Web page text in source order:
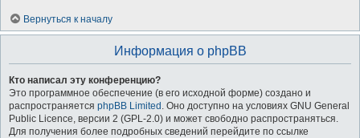
Вернуться к началу
Информация о phpBB
Кто написал эту конференцию?
Это программное обеспечение (в его исходной форме) создано и
распространяется phpBB Limited . Оно доступно на условиях GNU General
Public Licence, версии 2 (GPL-2.0) и может свободно распространяться.
Для получения более подробных сведений перейдите по ссылке